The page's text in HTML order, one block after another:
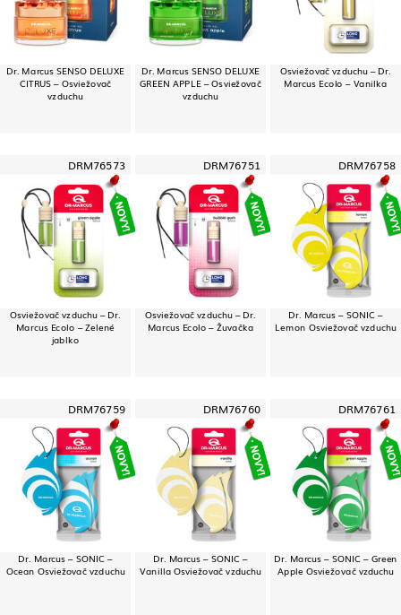
Dr. Marcus SENSO DELUXE
CITRUS – Osviežovač
vzduchu
Dr. Marcus SENSO DELUXE
GREEN APPLE – Osviežovač
vzduchu
Osviežovač vzduchu – Dr.
Marcus Ecolo – Vanilka
DRM76573
Osviežovač vzduchu – Dr.
Marcus Ecolo – Zelené
jablko
DRM76751
Osviežovač vzduchu – Dr.
Marcus Ecolo – Žuvačka
DRM76758
Dr. Marcus – SONIC –
Lemon Osviežovač vzduchu
DRM76759
Dr. Marcus – SONIC –
Ocean Osviežovač vzduchu
DRM76760
Dr. Marcus – SONIC –
Vanilla Osviežovač vzduchu
DRM76761
Dr. Marcus – SONIC – Green
Apple Osviežovač vzduchu